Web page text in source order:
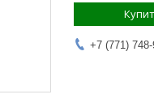
+7 (771)